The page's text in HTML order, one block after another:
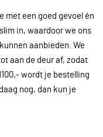
met een goed gevoel én
in, waardoor we ons
aanbieden. We
aan de deur af, zodat
wordt je bestelling
nog, dan kun je